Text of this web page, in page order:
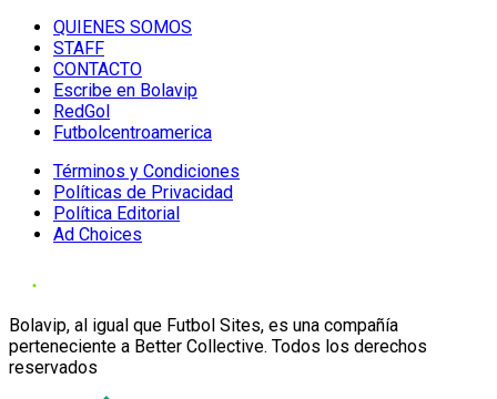
QUIENES SOMOS
STAFF
CONTACTO
Escribe en Bolavip
RedGol
Futbolcentroamerica
Términos y Condiciones
Políticas de Privacidad
Política Editorial
Ad Choices
Bolavip, al igual que Futbol Sites, es una compañía
perteneciente a Better Collective. Todos los derechos
reservados